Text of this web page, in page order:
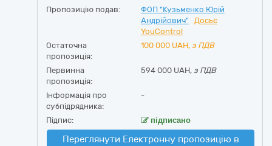
Пропозицію подав:
ФОП "Кузьменко Юрій
Андрійович"
Досьє
YouControl
Остаточна
пропозиція:
100 000 UAH, з ПДВ
Первинна
пропозиція:
594 000 UAH, з ПДВ
Інформація про
субпідрядника:
-
Підпис: підписано
Переглянути Електронну пропозицію в